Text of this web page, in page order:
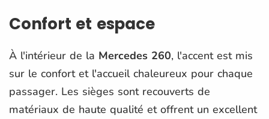
Confort et espace
À l'intérieur de la Mercedes 260, l'accent est mis
sur le confort et l'accueil chaleureux pour chaque
passager. Les sièges sont recouverts de
matériaux de haute qualité et offrent un excellent